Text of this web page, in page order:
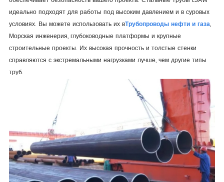
идеально подходят для работы под высоким давлением и в суровых
условиях. Вы можете использовать их вТрубопроводы нефти и газа,
Морская инженерия, глубоководные платформы и крупные
строительные проекты. Их высокая прочность и толстые стенки
справляются с экстремальными нагрузками лучше, чем другие типы
труб.